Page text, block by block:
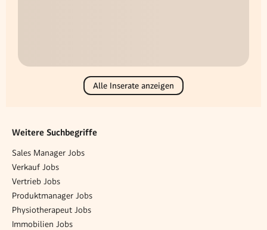
Alle Inserate anzeigen
Weitere Suchbegriffe
Sales Manager Jobs
Verkauf Jobs
Vertrieb Jobs
Produktmanager Jobs
Physiotherapeut Jobs
Immobilien Jobs